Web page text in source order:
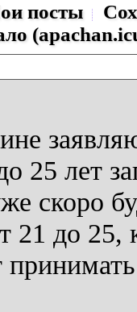
посты
25 лет
скоро
21 до 25,